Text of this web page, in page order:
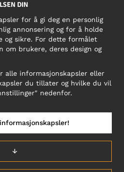
MEDIER
BEDRIFT
581 MVA
til å sende produkter i retur!
NORSK
DIN
for å gi deg en personlig
annonsering og for å holde
og sikre. For dette formålet
om brukere, deres design og
alle informasjonskapsler eller
du tillater og hvilke du vil
nedenfor.
↓